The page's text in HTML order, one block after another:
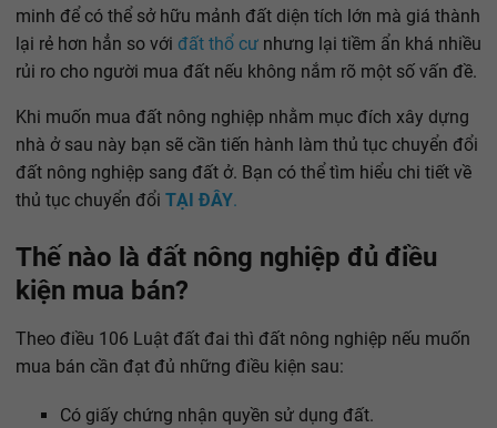
minh để có thể sở hữu mảnh đất diện tích lớn mà giá thành
lại rẻ hơn hẳn so với đất thổ cư nhưng lại tiềm ẩn khá nhiều
rủi ro cho người mua đất nếu không nắm rõ một số vấn đề.
Khi muốn mua đất nông nghiệp nhằm mục đích xây dựng
nhà ở sau này bạn sẽ cần tiến hành làm thủ tục chuyển đổi
đất nông nghiệp sang đất ở. Bạn có thể tìm hiểu chi tiết về
thủ tục chuyển đổi TẠI ĐÂY.
Thế nào là đất nông nghiệp đủ điều
kiện mua bán?
Theo điều 106 Luật đất đai thì đất nông nghiệp nếu muốn
mua bán cần đạt đủ những điều kiện sau:
Có giấy chứng nhận quyền sử dụng đất.